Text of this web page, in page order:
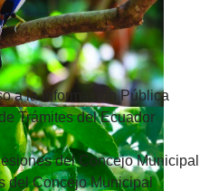
a la Información Pública
Trámites del Ecuador
del Concejo Municipal
del Concejo Municipal